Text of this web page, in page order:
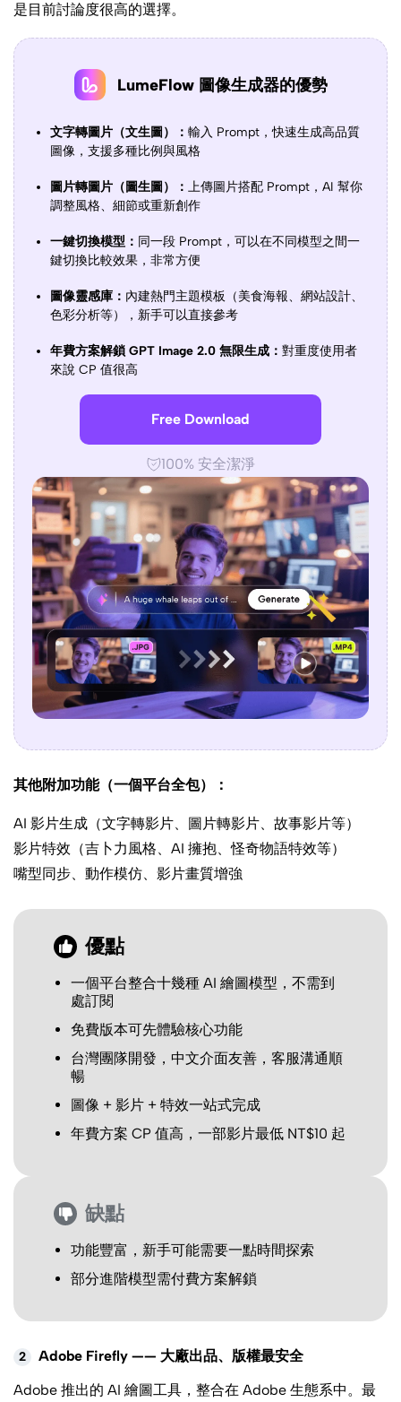
是目前討論度很高的選擇。
LumeFlow 圖像生成器的優勢
文字轉圖片（文生圖）： 輸入 Prompt，快速生成高品質
圖像，支援多種比例與風格
圖片轉圖片（圖生圖）： 上傳圖片搭配 Prompt，AI 幫你
調整風格、細節或重新創作
一鍵切換模型： 同一段 Prompt，可以在不同模型之間一
鍵切換比較效果，非常方便
圖像靈感庫： 內建熱門主題模板（美食海報、網站設計、
色彩分析等），新手可以直接參考
年費方案解鎖 GPT Image 2.0 無限生成： 對重度使用者
來說 CP 值很高
Free Download
100% 安全潔淨
其他附加功能（一個平台全包）：
AI 影片生成（文字轉影片、圖片轉影片、故事影片等）
影片特效（吉卜力風格、AI 擁抱、怪奇物語特效等）
嘴型同步、動作模仿、影片畫質增強
優點
一個平台整合十幾種 AI 繪圖模型，不需到
處訂閱
免費版本可先體驗核心功能
台灣團隊開發，中文介面友善，客服溝通順
暢
圖像 + 影片 + 特效一站式完成
年費方案 CP 值高，一部影片最低 NT$10 起
缺點
功能豐富，新手可能需要一點時間探索
部分進階模型需付費方案解鎖
2
Adobe Firefly —— 大廠出品、版權最安全
Adobe 推出的 AI 繪圖工具，整合在 Adobe 生態系中。最